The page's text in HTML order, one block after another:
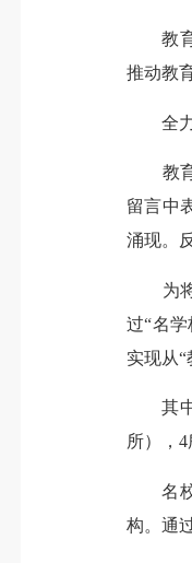
教育
推动教
全力
教育
留言中
涌现。
为将
过“名
实现从
其中
所），
名校
构。通